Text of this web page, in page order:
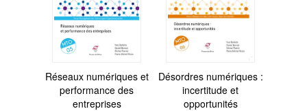
Réseaux numériques et
performance des
entreprises
Désordres numériques :
incertitude et
opportunités